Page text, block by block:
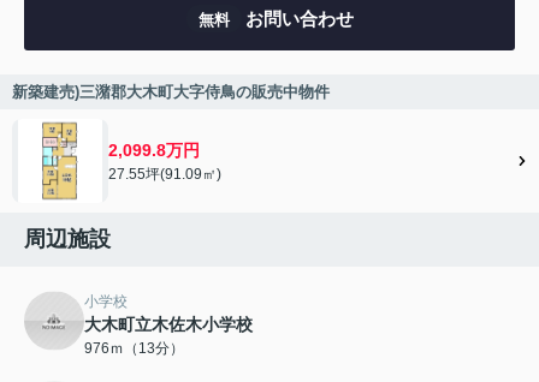
無料 お問い合わせ
新築建売)三潴郡大木町大字侍鳥の販売中物件
2,099.8万円
27.55坪(91.09㎡)
周辺施設
小学校
大木町立木佐木小学校
976ｍ（13分）